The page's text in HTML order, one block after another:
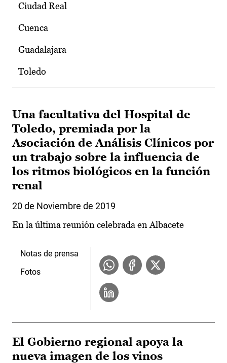
Ciudad Real
Cuenca
Guadalajara
Toledo
Una facultativa del Hospital de
Toledo, premiada por la
Asociación de Análisis Clínicos por
un trabajo sobre la influencia de
los ritmos biológicos en la función
renal
20 de Noviembre de 2019
En la última reunión celebrada en Albacete
Notas de prensa
Fotos
El Gobierno regional apoya la
nueva imagen de los vinos